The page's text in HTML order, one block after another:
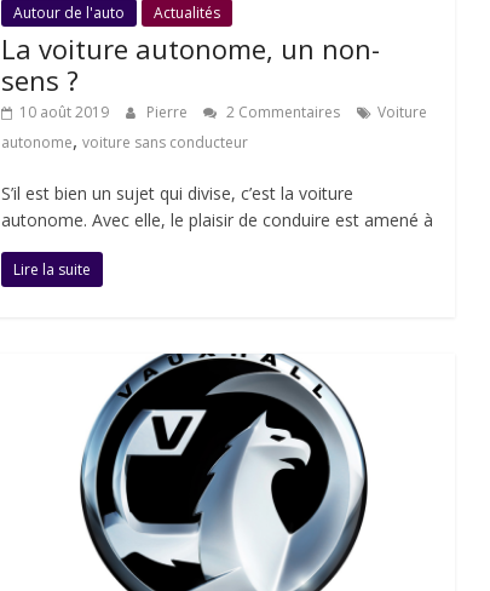
Autour de l'auto Actualités
La voiture autonome, un non-
sens ?
10 août 2019 Pierre 2 Commentaires
Voiture
autonome,voiture sans conducteur
S’il est bien un sujet qui divise, c’est la voiture
autonome. Avec elle, le plaisir de conduire est amené à
Lire la suite